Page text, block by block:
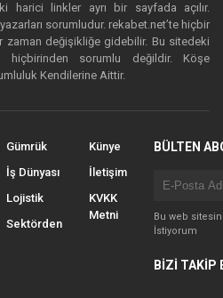
harici linkler ayrı bir sayfada açılır.
sorumludur. rekabet.net’te hiçbir
zaman değişikliğe gidebilir. Bu sitedeki
hiçbirinden sorumlu değildir. Köşe
Kendilerine Aittir.
Gümrük
İş Dünyası
Lojistik
Sektörden
Künye
İletişim
KVKK
Metni
BÜLTEN
Bu web
İstiyorum
BİZİ TAKİP